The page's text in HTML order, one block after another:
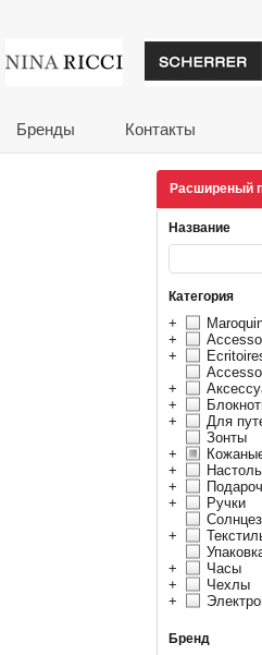
Бренды Контакты
Расширеный
Название
Категория
+
+
+
+
+
+
Для
Зонты
+
+
+
+
Ручки
+
+
Часы
+
Чехлы
+
Бренд